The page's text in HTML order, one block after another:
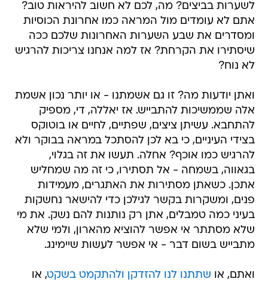
לשערות בביצים? מה, לכם לא חשוב להיראות טוב?
אתם לא עומדים מול המראה כמו אחרונת הכוסיות
ומסדרים את שבע השערות האחרונות שלכם ככה
שיסתירו את הקרחת? אז למה אנחנו צריכות להרגיש
לא נוח?
ואתן יודעות מה? זו גם אשמתנו - או יותר נכון אשמת
אלה שממשיכות להתבייש. אז יאללה, די, מספיק
להתחבא. עשיתן ציצים, שפתיים, לחיים או בוטוקס
בצידי העיניים, כי בא לכן להסתכל במראה בבוקר ולא
להרגיש כמו אוכף? אחלה. תעשו את זה בגלוי,
בגאווה, בשמחה - אל תסתירו, כי זה מה שמחליש
אתכן. כשאתן מסתירות את האתגרים, מעמידות
פנים, ומשקרות בקשר לגילכן כדי להישאר נחשקות
בעיני כמה טמבלים, אתן רק נותנות להם נשק. את מי
שלא מסתתר אי אפשר להוציא מהארון, ולמי שלא
מתבייש בשום דבר - אי אפשר לעשות שיימינג.
ואתם, או שתתנו לנו להזדקן ולהתקמט בשקט, או